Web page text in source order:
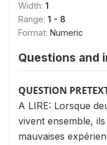
Width: 1
Range: 1 - 8
Format: Numeric
Questions and
QUESTION
A LIRE: Lorsque
vivent ensemble,
mauvaises